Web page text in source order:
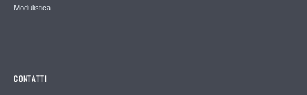
Modulistica
CONTATTI